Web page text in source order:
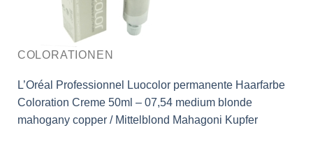
COLORATIONEN
L’Oréal Professionnel Luocolor permanente Haarfarbe
Coloration Creme 50ml – 07,54 medium blonde
mahogany copper / Mittelblond Mahagoni Kupfer